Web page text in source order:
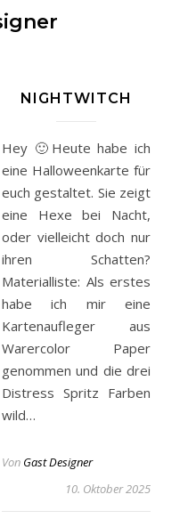
NIGHTWITCH
Hey 🙂Heute habe ich
eine Halloweenkarte für
euch gestaltet. Sie zeigt
eine Hexe bei Nacht,
oder vielleicht doch nur
ihren Schatten?
Materialliste: Als erstes
habe ich mir eine
Kartenaufleger aus
Warercolor Paper
genommen und die drei
Distress Spritz Farben
wild…
Von Gast Designer
10. Oktober 2025